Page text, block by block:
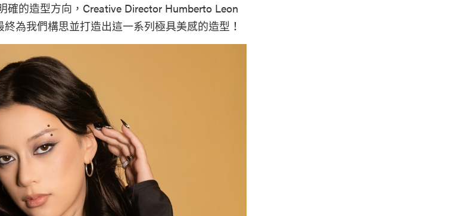
確的造型方向，Creative Director Humberto Leon
為我們構思並打造出這一系列極具美感的造型！